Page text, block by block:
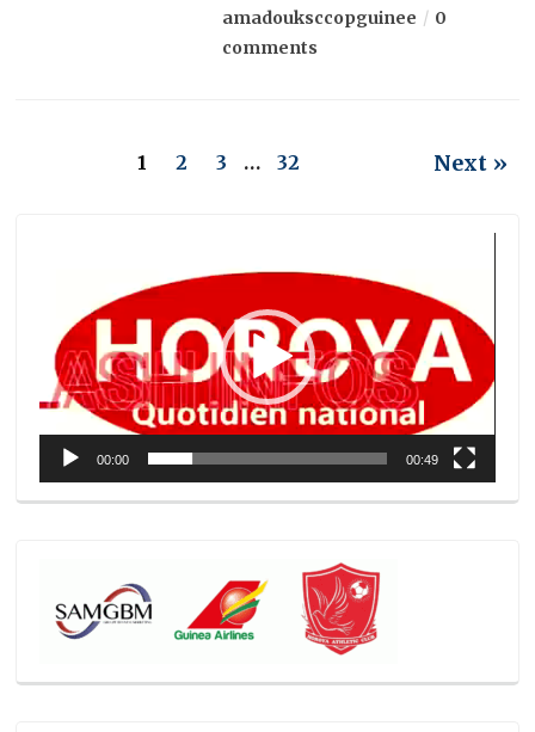
amadouksccopguinee
0
comments
1 2 3 … 32 Next »
00:00 00:49